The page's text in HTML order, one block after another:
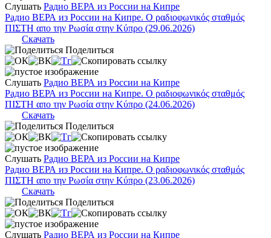
Слушать Радио ВЕРА из России на Кипре
Радио ВЕРА из России на Кипре. Ο ραδιοφωνικός σταθμός
ΠΙΣΤΗ απο την Ρωσία στην Κύπρο (29.06.2026)
Скачать
Поделиться
Слушать Радио ВЕРА из России на Кипре
Радио ВЕРА из России на Кипре. Ο ραδιοφωνικός σταθμός
ΠΙΣΤΗ απο την Ρωσία στην Κύπρο (24.06.2026)
Скачать
Поделиться
Слушать Радио ВЕРА из России на Кипре
Радио ВЕРА из России на Кипре. Ο ραδιοφωνικός σταθμός
ΠΙΣΤΗ απο την Ρωσία στην Κύπρο (23.06.2026)
Скачать
Поделиться
Слушать Радио ВЕРА из России на Кипре